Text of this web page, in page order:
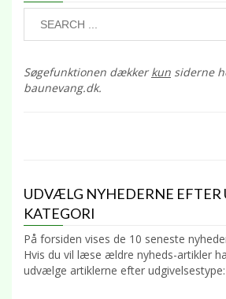
Søgefunktionen dækkerkun siderne
baunevang.dk.
UDVÆLG NYHEDERNE EFTER
KATEGORI
På forsiden vises de 10 seneste
Hvis du vil læse ældre nyheds-artikler
udvælge artiklerne efter udgivelsestype: